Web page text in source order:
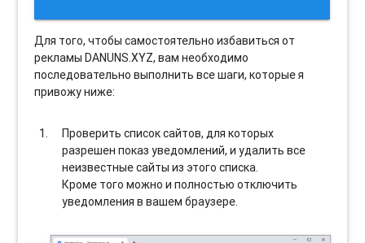
Для того, чтобы самостоятельно избавиться от
рекламы DANUNS.XYZ, вам необходимо
последовательно выполнить все шаги, которые я
привожу ниже:
Проверить список сайтов, для которых
разрешен показ уведомлений, и удалить все
неизвестные сайты из этого списка.
Кроме того можно и полностью отключить
уведомления в вашем браузере.